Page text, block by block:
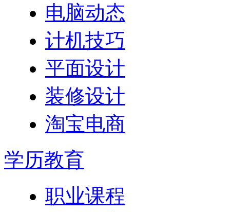
电脑动态
计机技巧
平面设计
装修设计
淘宝电商
学历教育
职业课程